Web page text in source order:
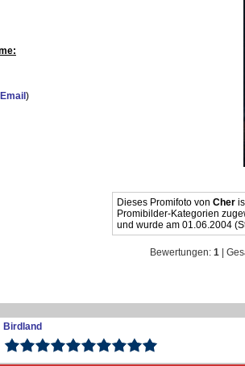
Email )
Dieses Promifoto von Cher
Promibilder-Kategorien
und wurde am 01.06.2004
Bewertungen: 1 |
Birdland